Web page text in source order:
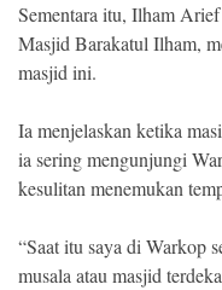
Sementara itu, Ilham
Masjid Barakatul Ilham,
masjid ini.
Ia menjelaskan ketika
ia sering mengunjungi
kesulitan menemukan
“Saat itu saya di Warkop
musala atau masjid